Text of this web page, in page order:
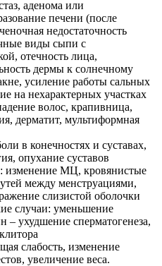
аденома или
печени (после
недостаточность
виды сыпи с
отечность лица,
дермы к солнечному
усиление работы сальных
на нехарактерных участках
волос, крапивница,
дерматит, мультиформная
в конечностях и суставах,
опухание суставов
изменение МЦ, кровянистые
между менструациями,
слизистой оболочки
случаи: уменьшение
– ухудшение сперматогенеза,
слабость, изменение
увеличение веса.